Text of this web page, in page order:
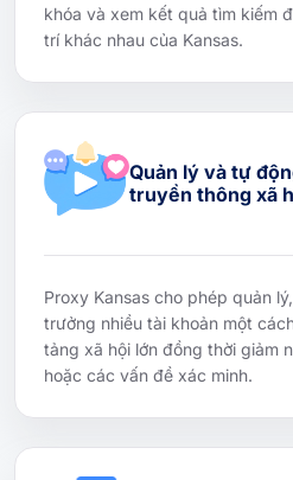
khóa và xem kết quả tìm kiếm
trí khác nhau của Kansas.
Quản lý và tự
truyền thông xã
Proxy Kansas cho phép quản
trưởng nhiều tài khoản một
tảng xã hội lớn đồng thời giảm
hoặc các vấn đề xác minh.